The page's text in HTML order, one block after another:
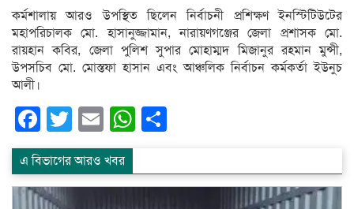
কর্মশালায় আরও উপস্থিত ছিলেন নির্বাচনী প্রশিক্ষণ ইনস্টিটিউটের
মহাপরিচালক মো. হাসানুজ্জামান, নারায়ণগঞ্জের জেলা প্রশাসক মো.
রায়হান কবির, জেলা পুলিশ সুপার মোহাম্মদ মিজানুর রহমান মুন্সী,
উপসচিব মো. মোস্তফা হাসান এবং আঞ্চলিক নির্বাচন কর্মকর্তা ইউনুচ
আলী।
Facebook
Twitter
EmailWhatsApp
এ বিভাগের আরও খবর